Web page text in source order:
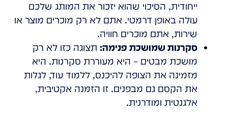
ייחודית, הסיכוי שהוא יזכור את המותג שלכם
עולה באופן דרמטי. אתם לא רק מוכרים מוצר או
שירות, אתם מוכרים חוויה.
סקרנות שמושכת פנימה: תצוגה כזו לא רק
מושכת מבטים – היא מעוררת סקרנות. היא
מזמינה את הצופה להיכנס, ללמוד עוד, לגלות
את הקסם גם מבפנים. זו הזמנה אקטיבית,
אלגנטית ומודרנית.